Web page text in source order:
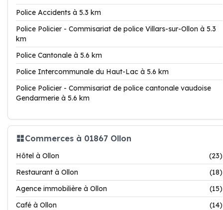
Police Accidents à 5.3 km
Police Policier - Commisariat de police Villars-sur-Ollon à 5.3
km
Police Cantonale à 5.6 km
Police Intercommunale du Haut-Lac à 5.6 km
Police Policier - Commisariat de police cantonale vaudoise
Gendarmerie à 5.6 km
Commerces à 01867 Ollon
Hôtel à Ollon
(23)
Restaurant à Ollon
(18)
Agence immobilière à Ollon
(15)
Café à Ollon
(14)